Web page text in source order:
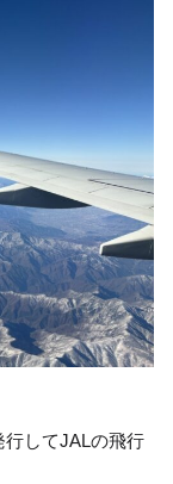
してJALの飛行